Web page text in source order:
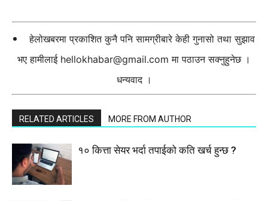
हेलोखबरमा प्रकाशित कुनै पनि सामग्रीबारे केही गुनासो तथा सुझाव
भए हामीलाई hellokhabar@gmail.com मा पठाउन सक्नुहुनेछ ।
धन्यवाद ।
RELATED ARTICLES MORE FROM AUTHOR
१० कित्ता सेयर भर्दा तपाईको कति खर्च हुन्छ ?